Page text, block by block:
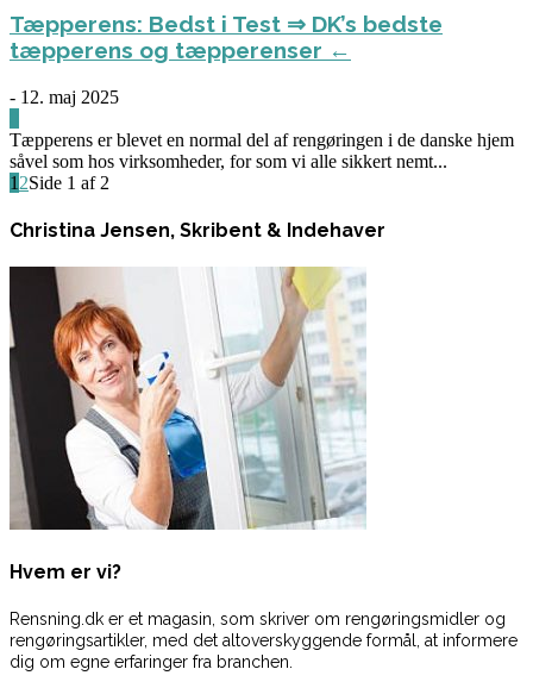
Tæpperens: Bedst i Test ⇒ DK’s bedste
tæpperens og tæpperenser ←
- 12. maj 2025
Tæpperens er blevet en normal del af rengøringen i de danske hjem
såvel som hos virksomheder, for som vi alle sikkert nemt...
1 2Side 1 af 2
Christina Jensen, Skribent & Indehaver
Hvem er vi?
Rensning.dk er et magasin, som skriver om rengøringsmidler og
rengøringsartikler, med det altoverskyggende formål, at informere
dig om egne erfaringer fra branchen.